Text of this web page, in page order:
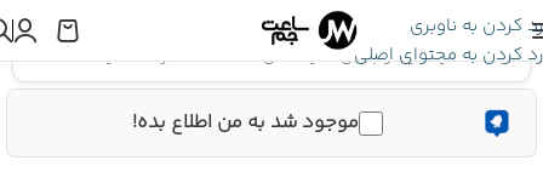
رد کردن به ناوبری
رد کردن به محتوای اصلی
اینجا هستید:کیف و باکس»کیف حمل ساعت Pouch رنگ سفید
موجود شد به من اطلاع بده!